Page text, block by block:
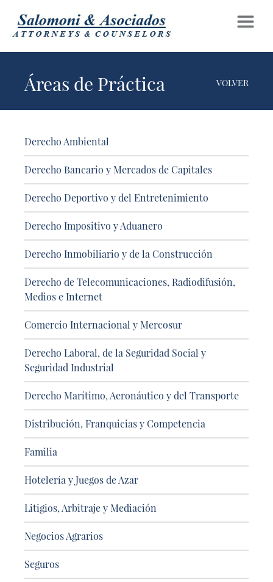
Áreas de Práctica VOLVER
Derecho Ambiental
Derecho Bancario y Mercados de Capitales
Derecho Deportivo y del Entretenimiento
Derecho Impositivo y Aduanero
Derecho Inmobiliario y de la Construcción
Derecho de Telecomunicaciones, Radiodifusión,
Medios e Internet
Comercio Internacional y Mercosur
Derecho Laboral, de la Seguridad Social y
Seguridad Industrial
Derecho Marítimo, Aeronáutico y del Transporte
Distribución, Franquicias y Competencia
Familia
Hotelería y Juegos de Azar
Litigios, Arbitraje y Mediación
Negocios Agrarios
Seguros